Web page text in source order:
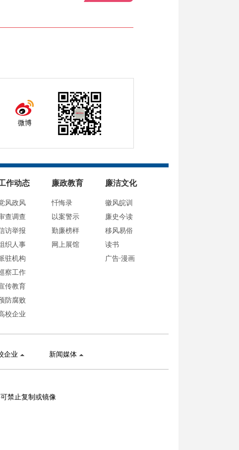
微博
作动态
风政风
查调查
访举报
织人事
驻机构
察工作
传教育
防腐败
校企业
廉政教育
忏悔录
以案警示
勤廉榜样
网上展馆
廉洁文化
徽风皖训
廉史今读
移风易俗
读书
广告·漫画
企业 新闻媒体
禁止复制或镜像